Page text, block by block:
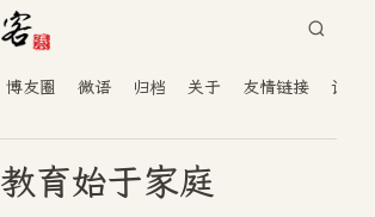
博友圈 微语 归档 关于 友情链接 读者
教育始于家庭